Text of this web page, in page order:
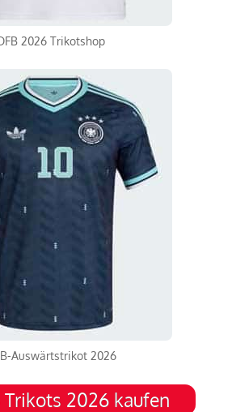
2026 Trikotshop
Auswärtstrikot 2026
Trikots 2026 kaufen